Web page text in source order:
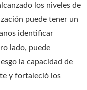
los niveles de
puede tener un
identificar
lado, puede
la capacidad de
y fortaleció los